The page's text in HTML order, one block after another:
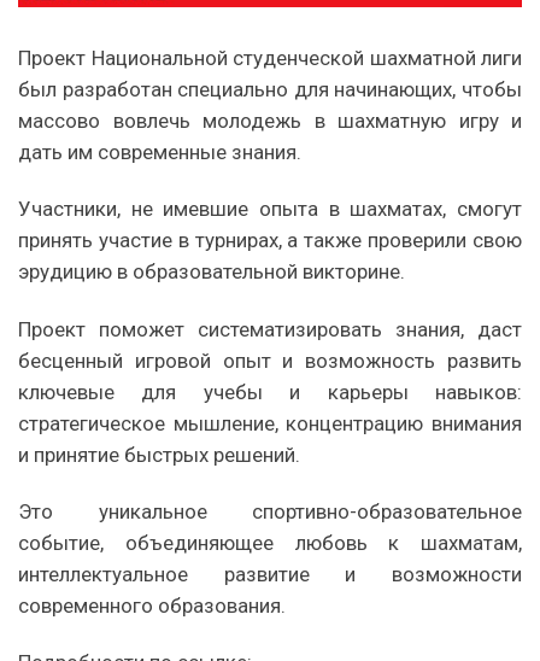
Проект Национальной студенческой шахматной лиги
был разработан специально для начинающих, чтобы
массово вовлечь молодежь в шахматную игру и
дать им современные знания.
Участники, не имевшие опыта в шахматах, смогут
принять участие в турнирах, а также проверили свою
эрудицию в образовательной викторине.
Проект поможет систематизировать знания, даст
бесценный игровой опыт и возможность развить
ключевые для учебы и карьеры навыков:
стратегическое мышление, концентрацию внимания
и принятие быстрых решений.
Это уникальное спортивно-образовательное
событие, объединяющее любовь к шахматам,
интеллектуальное развитие и возможности
современного образования.